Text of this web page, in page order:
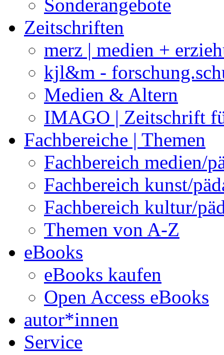
Sonderangebote
Zeitschriften
merz | medien +
kjl&m -
Medien & Altern
IMAGO | Zeitschrift
Fachbereiche | Themen
Fachbereich medien/
Fachbereich kunst/
Fachbereich kultur/
Themen von A-Z
eBooks
eBooks kaufen
Open Access eBooks
autor*innen
Service